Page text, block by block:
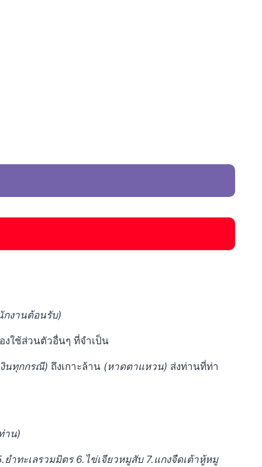
งานต้อนรับ)
ใช้ส่วนตัวอื่นๆ ที่จำเป็น
นทุกกรณี) ถึงเกาะล้าน (หาดตาแหวน) ส่งท่านที่ท่า
าน)
ำทะเลรวมมิตร 6.ไข่เจียวหมูสับ 7.แกงจืดเต้าหู้หมู